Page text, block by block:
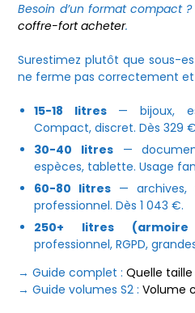
Besoin d’un format compact
coffre-fort acheter.
Surestimez plutôt que sous-
ne ferme pas correctement
15-18 litres— bijoux,
Compact, discret. Dès 329
30-40 litres —
espèces, tablette. Usage
60-80 litres — archives,
professionnel. Dès 1 043 €.
250+ litres
professionnel, RGPD,
→ Guide complet :Quelle
→ Guide volumes S2 :Volume